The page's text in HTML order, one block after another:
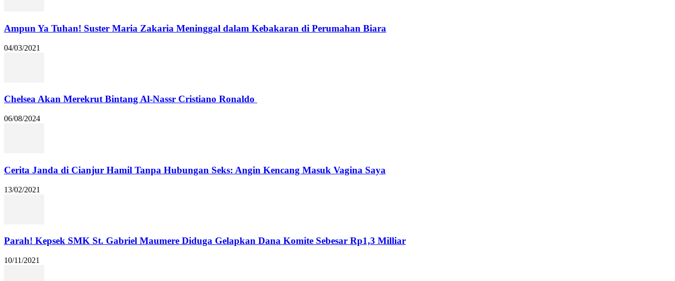
Ampun Ya Tuhan! Suster Maria Zakaria Meninggal dalam Kebakaran di Perumahan Biara
04/03/2021
Chelsea Akan Merekrut Bintang Al-Nassr Cristiano Ronaldo
06/08/2024
Cerita Janda di Cianjur Hamil Tanpa Hubungan Seks: Angin Kencang Masuk Vagina Saya
13/02/2021
Parah! Kepsek SMK St. Gabriel Maumere Diduga Gelapkan Dana Komite Sebesar Rp1,3 Milliar
10/11/2021